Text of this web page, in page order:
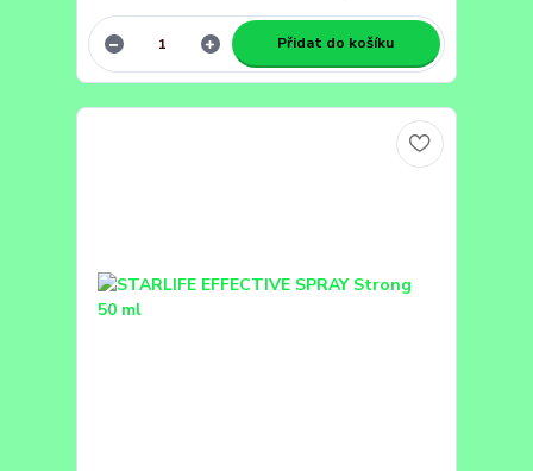
Přidat do košíku